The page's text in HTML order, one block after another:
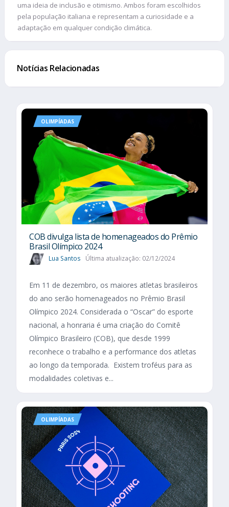
uma ideia de inclusão e otimismo. Ambos foram escolhidos
pela população italiana e representam a curiosidade e a
adaptação em qualquer condição climática.
Notícias Relacionadas
OLIMPÍADAS
COB divulga lista de homenageados do Prêmio
Brasil Olímpico 2024
Lua Santos Última atualização: 02/12/2024
Em 11 de dezembro, os maiores atletas brasileiros
do ano serão homenageados no Prêmio Brasil
Olímpico 2024. Considerada o “Oscar” do esporte
nacional, a honraria é uma criação do Comitê
Olímpico Brasileiro (COB), que desde 1999
reconhece o trabalho e a performance dos atletas
ao longo da temporada. Existem troféus para as
modalidades coletivas e...
OLIMPÍADAS